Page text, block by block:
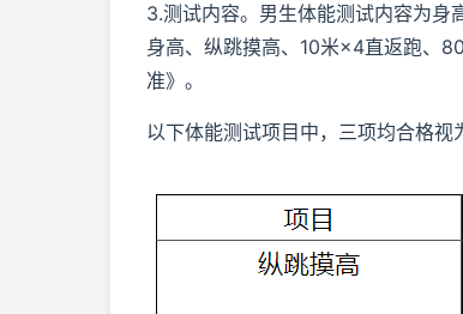
3.测试内容。男生体能测试内容为
身高、纵跳摸高、10米×4直返跑、
准》。
以下体能测试项目中，三项均合格视